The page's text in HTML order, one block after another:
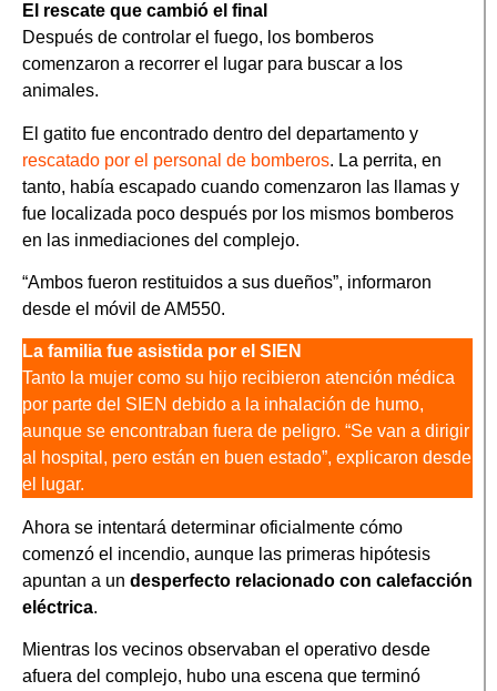
El rescate que cambió el final
Después de controlar el fuego, los bomberos
comenzaron a recorrer el lugar para buscar a los
animales.
El gatito fue encontrado dentro del departamento y
rescatado por el personal de bomberos. La perrita, en
tanto, había escapado cuando comenzaron las llamas y
fue localizada poco después por los mismos bomberos
en las inmediaciones del complejo.
“Ambos fueron restituidos a sus dueños”, informaron
desde el móvil de AM550.
La familia fue asistida por el SIEN
Tanto la mujer como su hijo recibieron atención médica
por parte del SIEN debido a la inhalación de humo,
aunque se encontraban fuera de peligro. “Se van a dirigir
al hospital, pero están en buen estado”, explicaron desde
el lugar.
Ahora se intentará determinar oficialmente cómo
comenzó el incendio, aunque las primeras hipótesis
apuntan a un desperfecto relacionado con calefacción
eléctrica.
Mientras los vecinos observaban el operativo desde
afuera del complejo, hubo una escena que terminó